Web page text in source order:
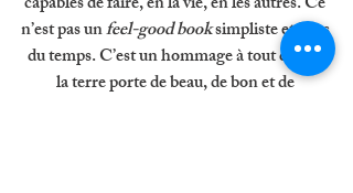
n’est pas un feel-good book simpliste et hors
du temps. C’est un hommage à tout ce que
la terre porte de beau, de bon et de